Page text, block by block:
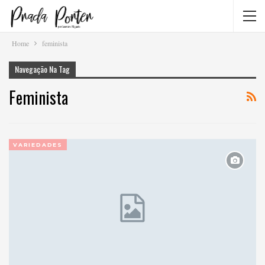
Home feminista
Navegação Na Tag
Feminista
VARIEDADES